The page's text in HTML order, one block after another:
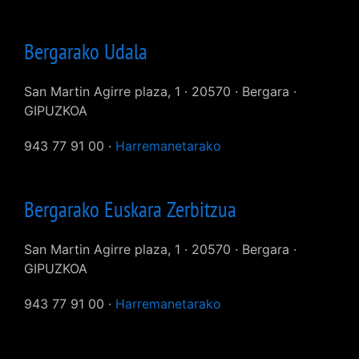
Bergarako Udala
San Martin Agirre plaza, 1 · 20570 · Bergara ·
GIPUZKOA
943 77 91 00 · Harremanetarako
Bergarako Euskara Zerbitzua
San Martin Agirre plaza, 1 · 20570 · Bergara ·
GIPUZKOA
943 77 91 00 · Harremanetarako